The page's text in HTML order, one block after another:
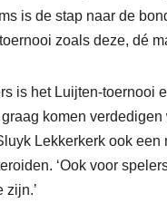
is de stap naar de
zoals deze, dé
is het Luijten-toernooi
komen
Lekkerkerk ook
‘Ook voor
zijn.’